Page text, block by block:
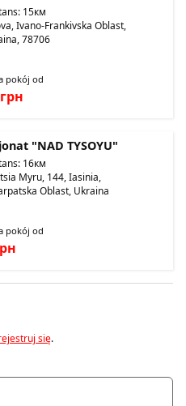
15км
Ivano-Frankivska Oblast,
78706
pokój od
"NAD TYSOYU"
16км
Myru, 144, Iasinia,
Oblast, Ukraina
pokój od
się.